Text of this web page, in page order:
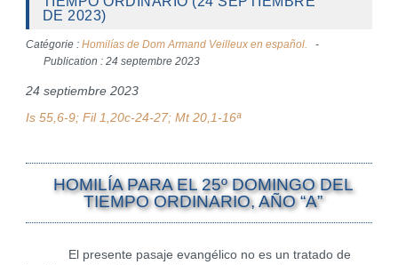
DE 2023)
Catégorie : Homilías de Dom Armand Veilleux en español.
Publication : 24 septembre 2023
24 septiembre 2023
Is 55,6-9; Fil 1,20c-24-27; Mt 20,1-16ª
HOMILÍA PARA EL 25º DOMINGO DEL
TIEMPO ORDINARIO, AÑO “A”
El presente pasaje evangélico no es un tratado de